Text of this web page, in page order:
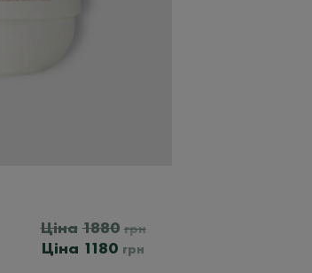
1880 грн
1180 грн